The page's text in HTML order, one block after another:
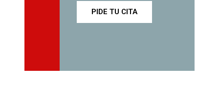
PIDE TU CITA